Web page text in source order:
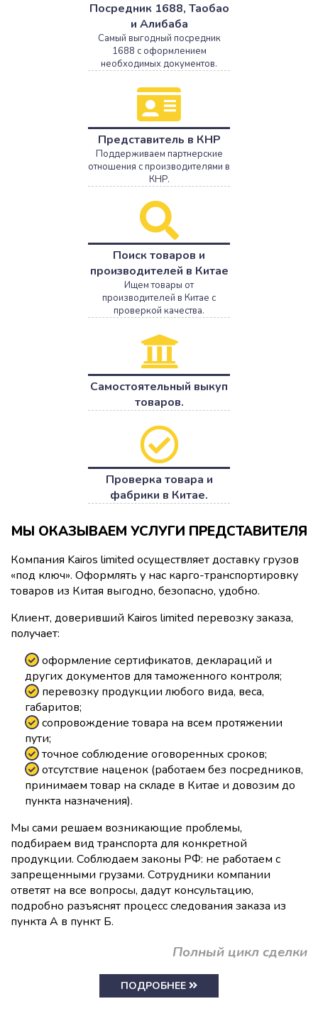
Посредник 1688, Таобао
и Алибаба
Самый выгодный посредник
1688 с оформлением
необходимых документов.
Представитель в КНР
Поддерживаем партнерские
отношения с производителями в
КНР.
Поиск товаров и
производителей в Китае
Ищем товары от
производителей в Китае с
проверкой качества.
Самостоятельный выкуп
товаров.
Проверка товара и
фабрики в Китае.
МЫ ОКАЗЫВАЕМ УСЛУГИ ПРЕДСТАВИТЕЛЯ
Компания Kairos limited осуществляет доставку грузов
«под ключ». Оформлять у нас карго-транспортировку
товаров из Китая выгодно, безопасно, удобно.
Клиент, доверивший Kairos limited перевозку заказа,
получает:
оформление сертификатов, деклараций и
других документов для таможенного контроля;
перевозку продукции любого вида, веса,
габаритов;
сопровождение товара на всем протяжении
пути;
точное соблюдение оговоренных сроков;
отсутствие наценок (работаем без посредников,
принимаем товар на складе в Китае и довозим до
пункта назначения).
Мы сами решаем возникающие проблемы,
подбираем вид транспорта для конкретной
продукции. Соблюдаем законы РФ: не работаем с
запрещенными грузами. Сотрудники компании
ответят на все вопросы, дадут консультацию,
подробно разъяснят процесс следования заказа из
пункта А в пункт Б.
Полный цикл сделки
ПОДРОБНЕЕ